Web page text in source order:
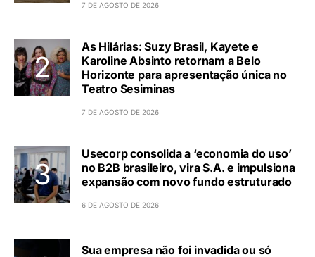
7 DE AGOSTO DE 2026
As Hilárias: Suzy Brasil, Kayete e
Karoline Absinto retornam a Belo
Horizonte para apresentação única no
Teatro Sesiminas
7 DE AGOSTO DE 2026
Usecorp consolida a ‘economia do uso’
no B2B brasileiro, vira S.A. e impulsiona
expansão com novo fundo estruturado
6 DE AGOSTO DE 2026
Sua empresa não foi invadida ou só